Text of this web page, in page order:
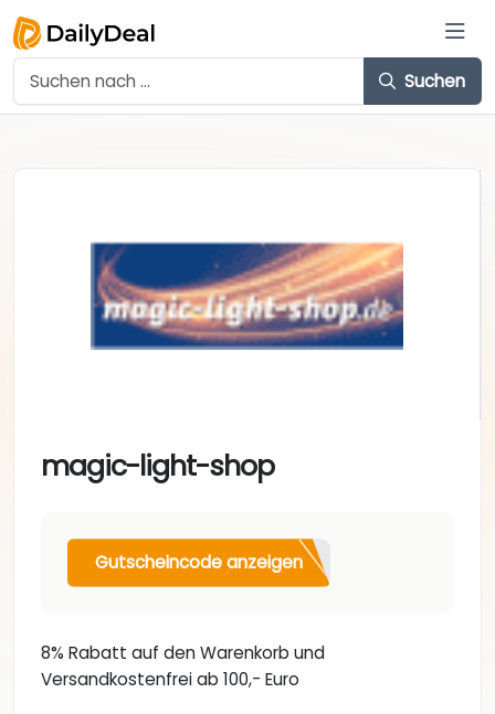
Suchen
magic-light-shop
Gutscheincode anzeigen
8% Rabatt auf den Warenkorb und
Versandkostenfrei ab 100,- Euro